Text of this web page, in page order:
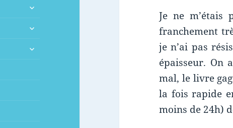
ouvrir
sous-
ouvrir
sous-
ouvrir
Je ne
franchement
je n’ai pas
épaisseur. On
mal, le livre
la fois rapide
moins de 24h)